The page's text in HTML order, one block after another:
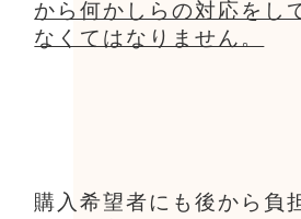
から何かしらの対応をし
なくてはなりません。
購入希望者にも後から負